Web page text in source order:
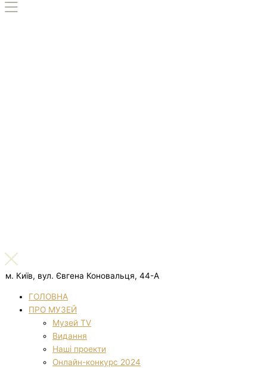
м. Київ, вул. Євгена Коновальця, 44-А
ГОЛОВНА
ПРО МУЗЕЙ
Музей TV
Видання
Наші проекти
Онлайн-конкурс 2024